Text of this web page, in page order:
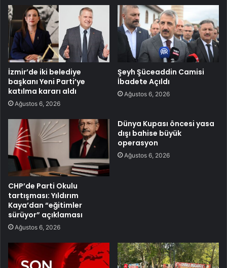
İzmir’de iki belediye
başkanı Yeni Parti’ye
katılma kararı aldı
Ağustos 6, 2026
Şeyh Şüceaddin Camisi
İbadete Açıldı
Ağustos 6, 2026
CHP’de Parti Okulu
tartışması: Yıldırım
Kaya’dan “eğitimler
sürüyor” açıklaması
Ağustos 6, 2026
Dünya Kupası öncesi yasa
dışı bahise büyük
operasyon
Ağustos 6, 2026